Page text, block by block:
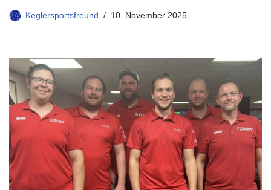
Keglersportsfreund 10. November 2025